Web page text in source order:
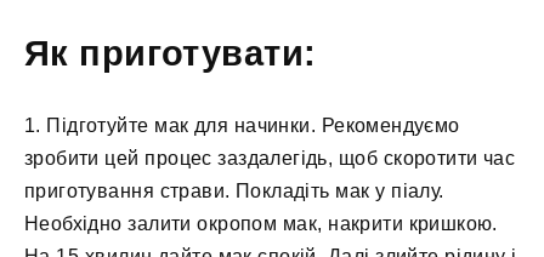
Як приготувати:
1. Підготуйте мак для начинки. Рекомендуємо
зробити цей процес заздалегідь, щоб скоротити час
приготування страви. Покладіть мак у піалу.
Необхідно залити окропом мак, накрити кришкою.